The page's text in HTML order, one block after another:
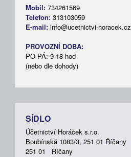
Mobil: 734261569
Telefon: 313103059
E-mail: info@ucetnictvi-horacek.cz
PROVOZNÍ DOBA:
PO-PÁ: 9-18 hod
(nebo dle dohody)
SÍDLO
Účetnictví Horáček s.r.o.
Boubínská 1083/3, 251 01 Říčany
251 01 Říčany